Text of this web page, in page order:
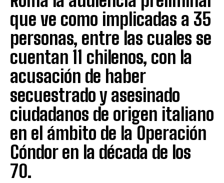
que ve como implicadas a 35
personas, entre las cuales se
cuentan 11 chilenos, con la
acusación de haber
secuestrado y asesinado
ciudadanos de origen italiano
en el ámbito de la Operación
Cóndor en la década de los
70.